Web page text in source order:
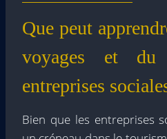
Que peut
voyages et du
entreprises
Bien que les entreprises